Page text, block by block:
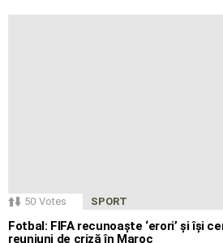
50 Votes SPORT
Fotbal: FIFA recunoaște ‘erori’ și își
reuniuni de criză în Maroc